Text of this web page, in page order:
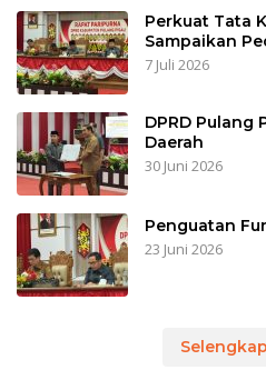
Perkuat Tata
Sampaikan
7 Juli 2026
DPRD Pulang
Daerah
30 Juni 2026
Penguatan
23 Juni 2026